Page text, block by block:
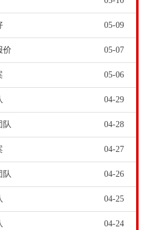
馆专用的地板，体育运动木
防止运动员受伤和让运动员
地板的结构比普通家用地板
是直接铺装，而体育运动木
铺装；常见的是悬浮龙骨结
馆木地板是一种具有高抗震
地板系统。 羽毛球馆的地板
地板信息和适合篮球羽毛球
道和其他负荷运动的地板结
地板在使用木地板时尽量转
05-09
价 05-07
05-06
04-29
队 04-28
04-27
队 04-26
04-25
04-24